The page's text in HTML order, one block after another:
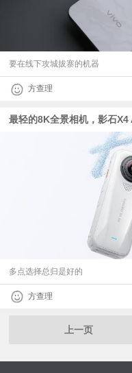
要在线下攻城拔寨的机器
方查理
多点选择总归是好的
方查理
上一页